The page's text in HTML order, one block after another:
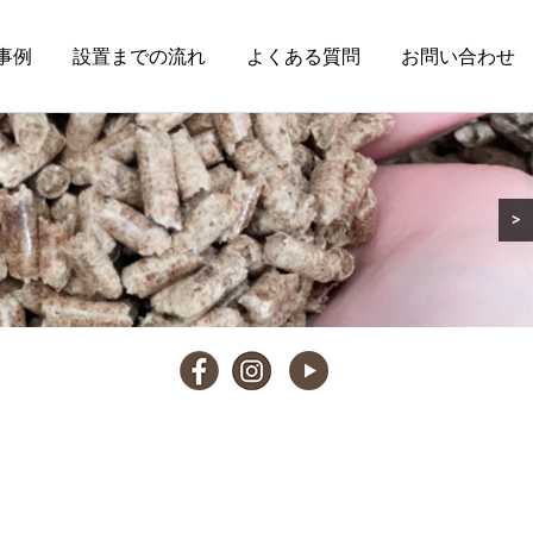
>
例 設置までの流れ よくある質問 お問い合わせ